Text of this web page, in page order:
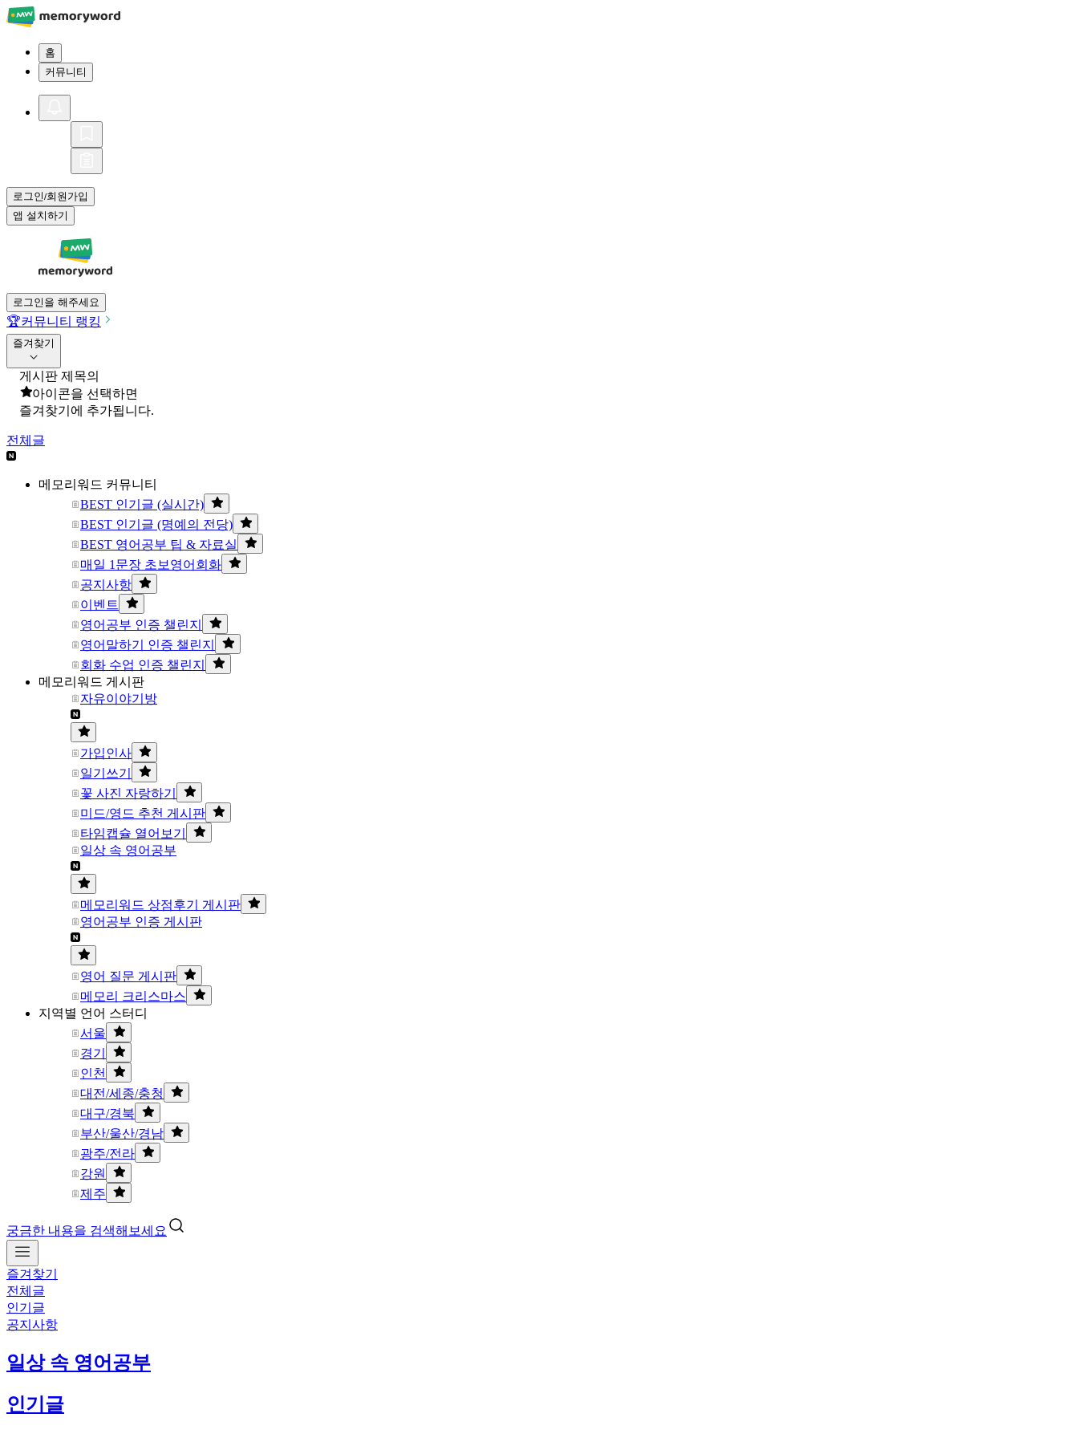
홈
커뮤니티
로그인/회원가입
앱 설치하기
로그인을 해주세요
🏆커뮤니티 랭킹
즐겨찾기
게시판 제목의
아이콘을 선택하면
즐겨찾기에 추가됩니다.
전체글
메모리워드 커뮤니티
BEST 인기글 (실시간)
BEST 인기글 (명예의 전당)
BEST 영어공부 팁 & 자료실
매일 1문장 초보영어회화
공지사항
이벤트
영어공부 인증 챌린지
영어말하기 인증 챌린지
회화 수업 인증 챌린지
메모리워드 게시판
자유이야기방
가입인사
일기쓰기
꽃 사진 자랑하기
미드/영드 추천 게시판
타임캡슐 열어보기
일상 속 영어공부
메모리워드 상점후기 게시판
영어공부 인증 게시판
영어 질문 게시판
메모리 크리스마스
지역별 언어 스터디
서울
경기
인천
대전/세종/충청
대구/경북
부산/울산/경남
광주/전라
강원
제주
궁금한 내용을 검색해보세요
즐겨찾기
전체글
인기글
공지사항
일상 속 영어공부
인기글